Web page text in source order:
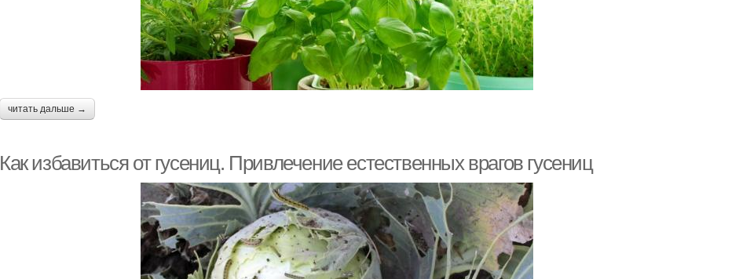
читать дальше →
Как избавиться от гусениц. Привлечение естественных врагов гусениц